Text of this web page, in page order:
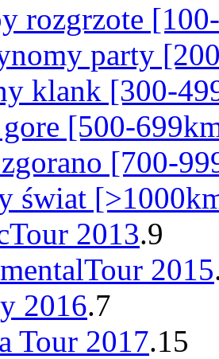
rozgrzote
party
klank [300-
gore [500-
zgorano [700-
świat
2013.9
2015
2016.7
Tour 2017.15